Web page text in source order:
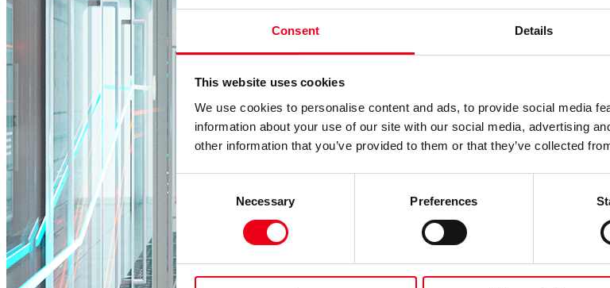
Consent Details
This website uses cookies
We use cookies to personalise content and ads, to provide social media
information about your use of our site with our social media, advertising
other information that you’ve provided to them or that they’ve collected
Selection
Necessary Preferences